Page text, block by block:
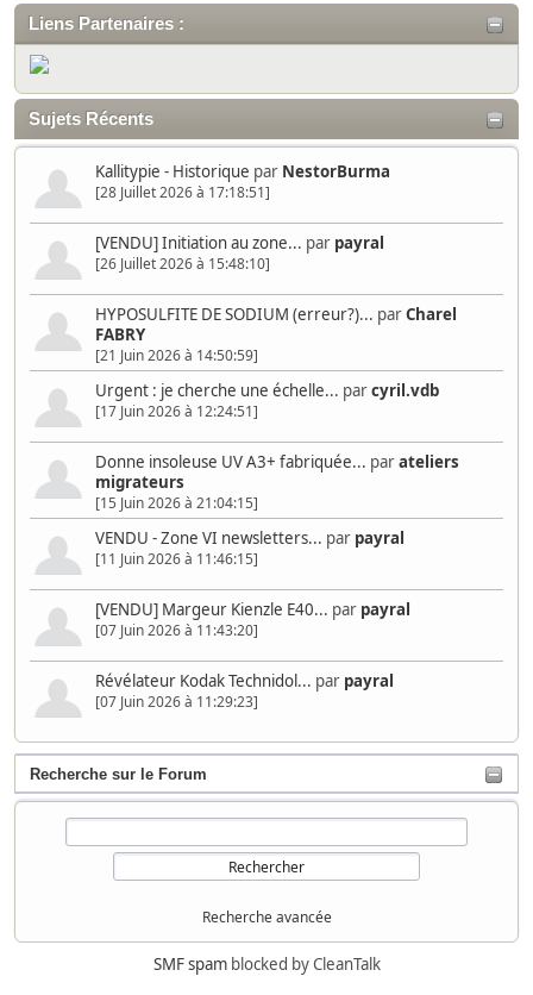
Liens Partenaires :
Sujets Récents
Kallitypie - Historique par NestorBurma
[28 Juillet 2026 à 17:18:51]
[VENDU] Initiation au zone... par payral
[26 Juillet 2026 à 15:48:10]
HYPOSULFITE DE SODIUM (erreur?)... parCharel
FABRY
[21 Juin 2026 à 14:50:59]
Urgent : je cherche une échelle... parcyril.vdb
[17 Juin 2026 à 12:24:51]
Donne insoleuse UV A3+ fabriquée... parateliers
migrateurs
[15 Juin 2026 à 21:04:15]
VENDU - Zone VI newsletters... par payral
[11 Juin 2026 à 11:46:15]
[VENDU] Margeur Kienzle E40... par payral
[07 Juin 2026 à 11:43:20]
Révélateur Kodak Technidol... par payral
[07 Juin 2026 à 11:29:23]
Recherche sur le Forum
Recherche avancée
SMF spamblocked by CleanTalk